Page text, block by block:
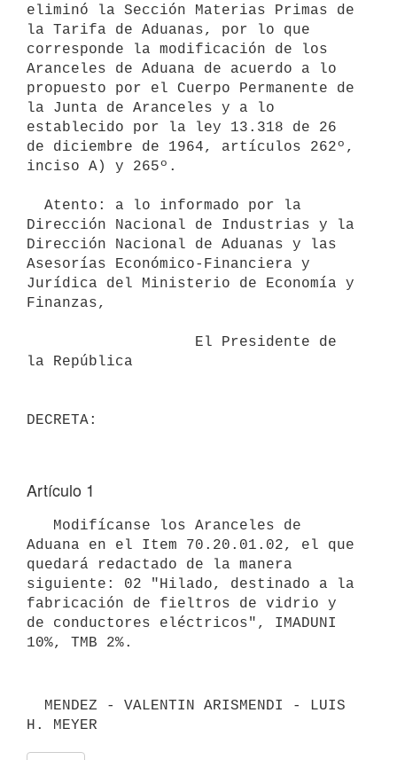
eliminó la Sección Materias Primas de
la Tarifa de Aduanas, por lo que
corresponde la modificación de los
Aranceles de Aduana de acuerdo a lo
propuesto por el Cuerpo Permanente de
la Junta de Aranceles y a lo
establecido por la ley 13.318 de 26
de diciembre de 1964, artículos 262º,
inciso A) y 265º.
Dirección Nacional de Industrias y la
Dirección Nacional de Aduanas y las
Asesorías Económico-Financiera y
Jurídica del Ministerio de Economía y
Finanzas,
la República
Artículo 1
Aduana en el Item 70.20.01.02, el que
quedará redactado de la manera
siguiente: 02 "Hilado, destinado a la
fabricación de fieltros de vidrio y
de conductores eléctricos", IMADUNI
H. MEYER